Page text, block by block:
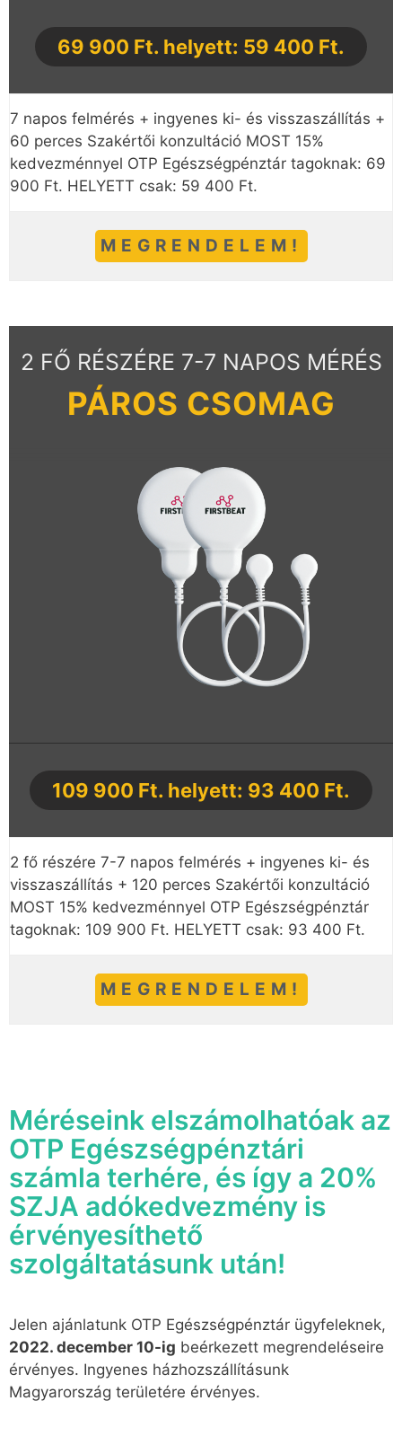
69 900 Ft. helyett: 59 400 Ft.
7 napos felmérés + ingyenes ki- és visszaszállítás +
60 perces Szakértői konzultáció MOST 15%
kedvezménnyel OTP Egészségpénztár tagoknak: 69
900 Ft. HELYETT csak: 59 400 Ft.
MEGRENDELEM!
2 FŐ RÉSZÉRE 7-7 NAPOS MÉRÉS
PÁROS CSOMAG
109 900 Ft. helyett: 93 400 Ft.
2 fő részére 7-7 napos felmérés + ingyenes ki- és
visszaszállítás + 120 perces Szakértői konzultáció
MOST 15% kedvezménnyel OTP Egészségpénztár
tagoknak: 109 900 Ft. HELYETT csak: 93 400 Ft.
MEGRENDELEM!
Méréseink elszámolhatóak az
OTP Egészségpénztári
számla terhére, és így a 20%
SZJA adókedvezmény is
érvényesíthető
szolgáltatásunk után!
Jelen ajánlatunk OTP Egészségpénztár ügyfeleknek,
2022. december 10-ig beérkezett megrendeléseire
érvényes. Ingyenes házhozszállításunk
Magyarország területére érvényes.